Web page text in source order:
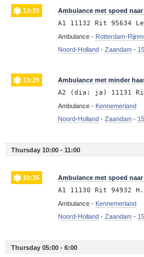
13:33 Ambulance met spoed
A1 11132 Rit 95634
Ambulance - Rotterdam-
Noord-Holland - Zaandam-
13:29 Ambulance met minder
A2 (dia: ja) 11131 Rit
Ambulance - Kennemerland
Noord-Holland - Zaandam-
Thursday 10:00 - 11:00
10:35 Ambulance met spoed
A1 11130 Rit 94932 H.
Ambulance - Kennemerland
Noord-Holland - Zaandam-
Thursday 05:00 - 6:00